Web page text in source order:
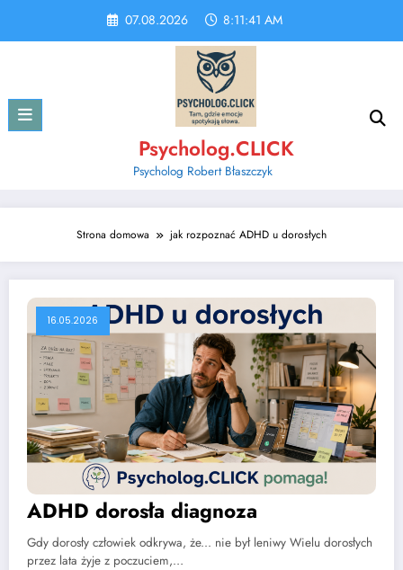
content
07.08.2026 8:11:41 AM
Psycholog.CLICK
Psycholog Robert Błaszczyk
Strona domowa jak rozpoznać ADHD u dorosłych
16.05.2026
ADHD dorosła diagnoza
Gdy dorosły człowiek odkrywa, że... nie był leniwy Wielu dorosłych
przez lata żyje z poczuciem,…